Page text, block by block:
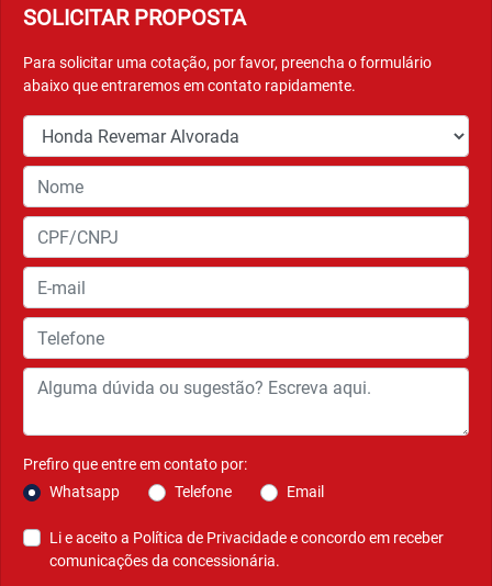
SOLICITAR PROPOSTA
Para solicitar uma cotação, por favor, preencha o formulário
abaixo que entraremos em contato rapidamente.
Prefiro que entre em contato por:
Whatsapp
Telefone Email
Li e aceito a Política de Privacidadee concordo em receber
comunicações da concessionária.